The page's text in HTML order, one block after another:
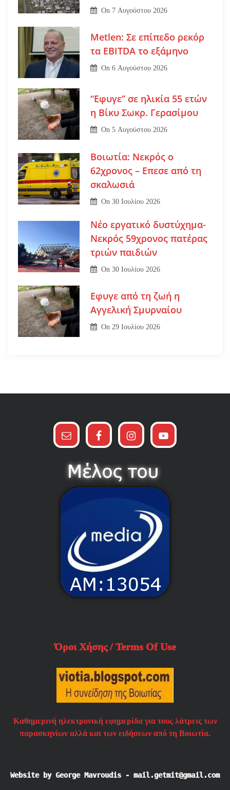
On 7 Αυγούστου 2026
Metlen: Σε επίπεδο ρεκόρ
τα EBITDA το εξάμηνο
On6 Αυγούστου 2026
“Εφυγε” σε ηλικία 55 ετών
η Βίκυ Σωκρ. Γερασίμου
On5 Αυγούστου 2026
Βοιωτία: Νεκρός ο
62χρονος – Επεσε από τη
σκαλωσιά
On30 Ιουλίου 2026
Νέο εργατικό δυστύχημα-
Νεκρός 59χρονος πατέρας
τριών παιδιών
On30 Ιουλίου 2026
Εφυγε από τη ζωή η
Αγγελική Σμυρναίου
On29 Ιουλίου 2026
Όροι Χήσης / Terms Of Use
Καθημερινή ηλεκτρονική εφημερίδα για τους λάτρεις των
παρασκηνίων αλλά και των ειδήσεων από τη Βοιωτία.
Website by George Mavroudis - mail.getmit@gmail.com